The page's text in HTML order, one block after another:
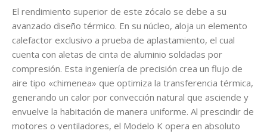
El rendimiento superior de este zócalo se debe a su
avanzado diseño térmico. En su núcleo, aloja un elemento
calefactor exclusivo a prueba de aplastamiento, el cual
cuenta con aletas de cinta de aluminio soldadas por
compresión. Esta ingeniería de precisión crea un flujo de
aire tipo «chimenea» que optimiza la transferencia térmica,
generando un calor por convección natural que asciende y
envuelve la habitación de manera uniforme. Al prescindir de
motores o ventiladores, el Modelo K opera en absoluto